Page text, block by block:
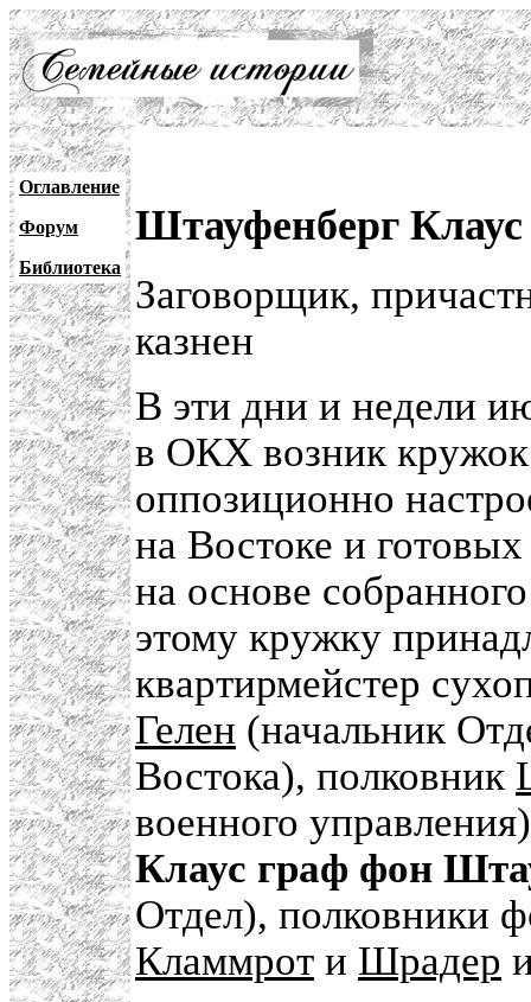
Оглавление
Форум
Библиотека
Штауфенберг
Заговорщик,
казнен
В эти дни и недели
в ОКХ возник
оппозиционно
на Востоке и
на основе
этому кружку
квартирмейстер
Гелен (начальник
Востока), полковник
военного
Клаус граф фон
Отдел), полковники
Кламмрот и Шрадер